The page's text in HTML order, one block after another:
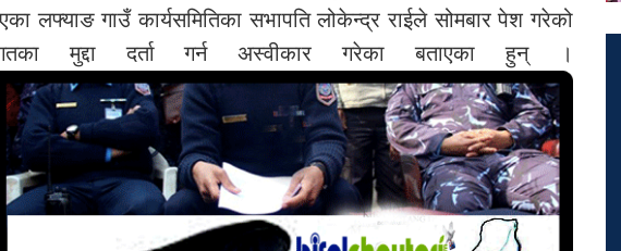
लफ्याङ गाउँ कार्यसमितिका सभापति लोकेन्द्र राईले सोमबार पेश गरेको
मुद्दा दर्ता गर्न अस्वीकार गरेका बताएका हुन् ।